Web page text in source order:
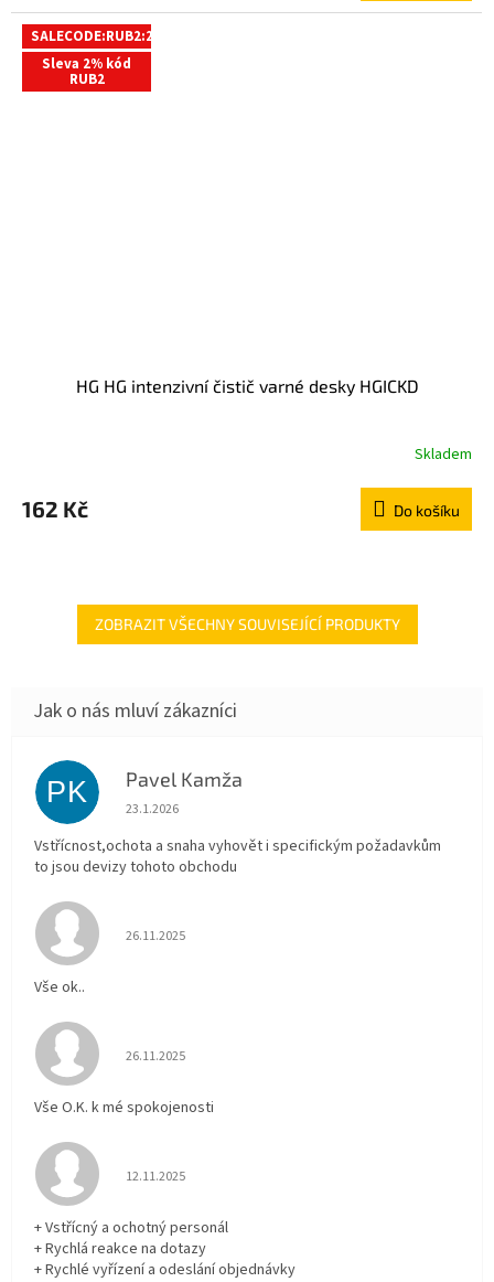
SALECODE:RUB2:2:%
Sleva 2% kód
RUB2
HG HG intenzivní čistič varné desky HGICKD
Skladem
162 Kč Do košíku
ZOBRAZIT VŠECHNY SOUVISEJÍCÍ PRODUKTY
PK Pavel Kamža
Hodnocení obchodu je 5 z 5 hvězdiček.
23.1.2026
Vstřícnost,ochota a snaha vyhovět i specifickým požadavkům
to jsou devizy tohoto obchodu
Hodnocení obchodu je 5 z 5 hvězdiček.
26.11.2025
Vše ok..
Hodnocení obchodu je 5 z 5 hvězdiček.
26.11.2025
Vše O.K. k mé spokojenosti
Hodnocení obchodu je 5 z 5 hvězdiček.
12.11.2025
+ Vstřícný a ochotný personál
+ Rychlá reakce na dotazy
+ Rychlé vyřízení a odeslání objednávky